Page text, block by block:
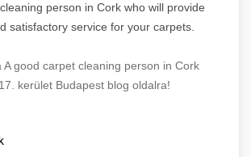
person in Cork who will provide
satisfactory service for your carpets.
A good carpet cleaning person in Cork
kerület Budapest blog oldalra!